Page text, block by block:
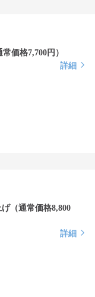
価格7,700円）
詳細
（通常価格8,800
詳細